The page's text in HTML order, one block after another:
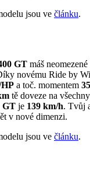
jsou ve článku.
GT máš
novému Ride by
a toč. momentem
tě doveze na
GT je 139 km/h. Tvůj
v nové dimenzi.
jsou ve článku.